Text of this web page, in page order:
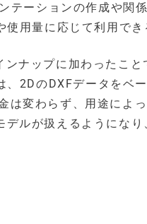
テーションの作成や関
用量に応じて利用でき
ナップに加わったこ
2DのDXFデータをベ
は変わらず、用途によ
ルが扱えるようになり